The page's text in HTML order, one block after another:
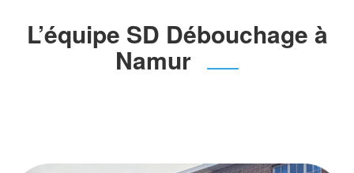
L’équipe SD Débouchage à
Namur